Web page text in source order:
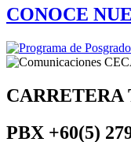
CONOCE
CARRETERA
PBX +60(5)